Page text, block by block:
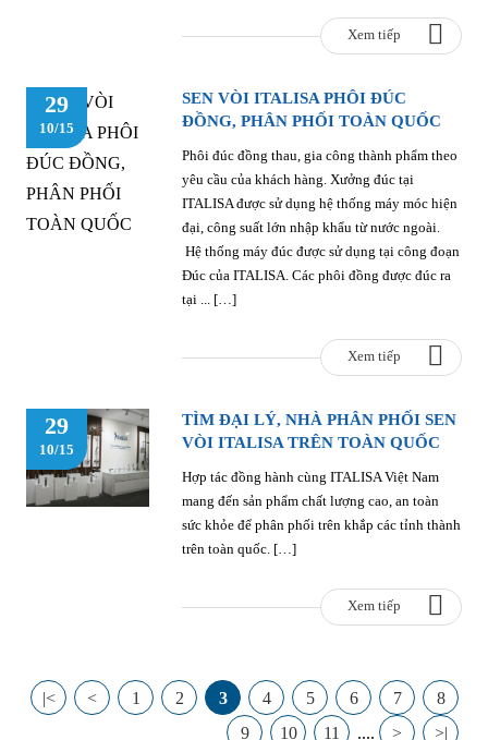
Xem tiếp
29
10/15
SEN VÒI ITALISA PHÔI ĐÚC
ĐỒNG, PHÂN PHỐI TOÀN QUỐC
Phôi đúc đồng thau, gia công thành phẩm theo
yêu cầu của khách hàng. Xưởng đúc tại
ITALISA được sử dụng hệ thống máy móc hiện
đại, công suất lớn nhập khẩu từ nước ngoài.
Hệ thống máy đúc được sử dụng tại công đoạn
Đúc của ITALISA. Các phôi đồng được đúc ra
tại ... […]
Xem tiếp
29
10/15
TÌM ĐẠI LÝ, NHÀ PHÂN PHỐI SEN
VÒI ITALISA TRÊN TOÀN QUỐC
Hợp tác đồng hành cùng ITALISA Việt Nam
mang đến sản phẩm chất lượng cao, an toàn
sức khỏe để phân phối trên khắp các tỉnh thành
trên toàn quốc. […]
Xem tiếp
|< < 1 2 3 4 5 6 7
8
9
10 11 .... > >|